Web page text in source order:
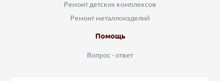
Ремонт детских комплексов
Ремонт металлоизделий
Помощь
Вопрос - ответ